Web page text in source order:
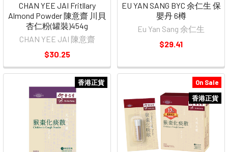
CHAN YEE JAI Fritllary
Almond Powder 陳意齋 川貝
杏仁粉(罐裝)454g
CHAN YEE JAI 陳意齋
$30.25
EU YAN SANG BYC 余仁生 保
嬰丹 6樽
Eu Yan Sang 余仁生
$29.41
香港正貨
On Sale
香港正貨